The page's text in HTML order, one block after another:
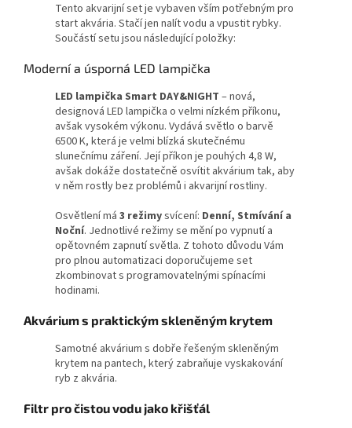
Tento akvarijní set je vybaven vším potřebným pro
start akvária. Stačí jen nalít vodu a vpustit rybky.
Součástí setu jsou následující položky:
Moderní a úsporná LED lampička
LED lampička Smart DAY&NIGHT – nová,
designová LED lampička o velmi nízkém příkonu,
avšak vysokém výkonu. Vydává světlo o barvě
6500 K, která je velmi blízká skutečnému
slunečnímu záření. Její příkon je pouhých 4,8 W,
avšak dokáže dostatečně osvítit akvárium tak, aby
v něm rostly bez problémů i akvarijní rostliny.
Osvětlení má 3 režimysvícení: Denní, Stmívání a
Noční. Jednotlivé režimy se mění po vypnutí a
opětovném zapnutí světla. Z tohoto důvodu Vám
pro plnou automatizaci doporučujeme set
zkombinovat s programovatelnými spínacími
hodinami.
Akvárium s praktickým skleněným krytem
Samotné akvárium s dobře řešeným skleněným
krytem na pantech, který zabraňuje vyskakování
ryb z akvária.
Filtr pro čistou vodu jako křišťál